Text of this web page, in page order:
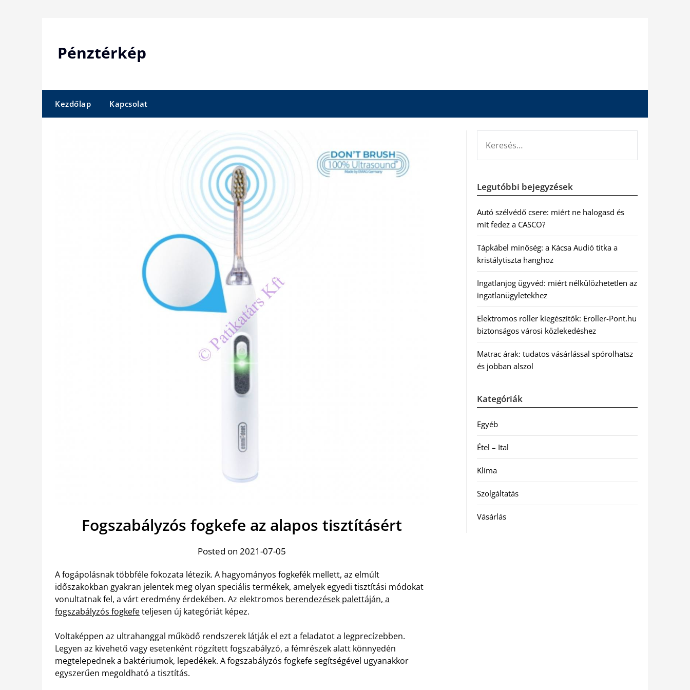
Pénztérkép
Kezdőlap Kapcsolat
Fogszabályzós fogkefe az alapos tisztításért
Posted on 2021-07-05
A fogápolásnak többféle fokozata létezik. A hagyományos fogkefék mellett, az elmúlt
időszakokban gyakran jelentek meg olyan speciális termékek, amelyek egyedi tisztítási módokat
vonultatnak fel, a várt eredmény érdekében. Az elektromos berendezések palettáján, a
fogszabályzós fogkefeteljesen új kategóriát képez.
Voltaképpen az ultrahanggal működő rendszerek látják el ezt a feladatot a legprecízebben.
Legyen az kivehető vagy esetenként rögzített fogszabályzó, a fémrészek alatt könnyedén
megtelepednek a baktériumok, lepedékek. A fogszabályzós fogkefe segítségével ugyanakkor
egyszerűen megoldható a tisztítás.
Legutóbbi bejegyzések
Autó szélvédő csere: miért ne halogasd és
mit fedez a CASCO?
Tápkábel minőség: a Kácsa Audió titka a
kristálytiszta hanghoz
Ingatlanjog ügyvéd: miért nélkülözhetetlen az
ingatlanügyletekhez
Elektromos roller kiegészítők: Eroller-Pont.hu
biztonságos városi közlekedéshez
Matrac árak: tudatos vásárlással spórolhatsz
és jobban alszol
Kategóriák
Egyéb
Étel – Ital
Klíma
Szolgáltatás
Vásárlás